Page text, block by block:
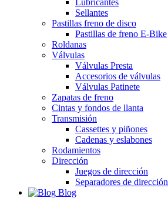
Lubricantes
Sellantes
Pastillas freno de disco
Pastillas de freno E-Bike
Roldanas
Válvulas
Válvulas Presta
Accesorios de válvulas
Válvulas Patinete
Zapatas de freno
Cintas y fondos de llanta
Transmisión
Cassettes y piñones
Cadenas y eslabones
Rodamientos
Dirección
Juegos de dirección
Separadores de dirección
Blog